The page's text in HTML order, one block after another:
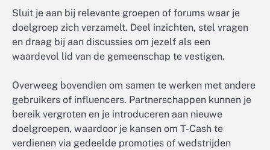
Sluit je aan bij relevante groepen of forums waar je
doelgroep zich verzamelt. Deel inzichten, stel vragen
en draag bij aan discussies om jezelf als een
waardevol lid van de gemeenschap te vestigen.
Overweeg bovendien om samen te werken met andere
gebruikers of influencers. Partnerschappen kunnen je
bereik vergroten en je introduceren aan nieuwe
doelgroepen, waardoor je kansen om T-Cash te
verdienen via gedeelde promoties of wedstrijden